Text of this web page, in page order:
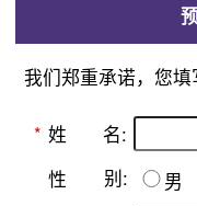
我们郑重承诺，您填
* 姓 名:
性 别: 男